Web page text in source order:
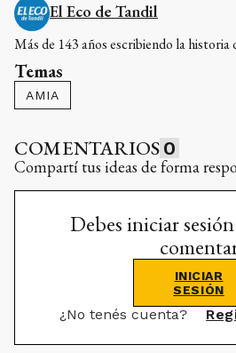
El Eco de Tandil
Más de 143 años escribiendo la historia
Temas
AMIA
COMENTARIOS 0
Compartí tus ideas de forma
Debes iniciar
INICIAR
SESIÓN
¿No tenés cuenta?